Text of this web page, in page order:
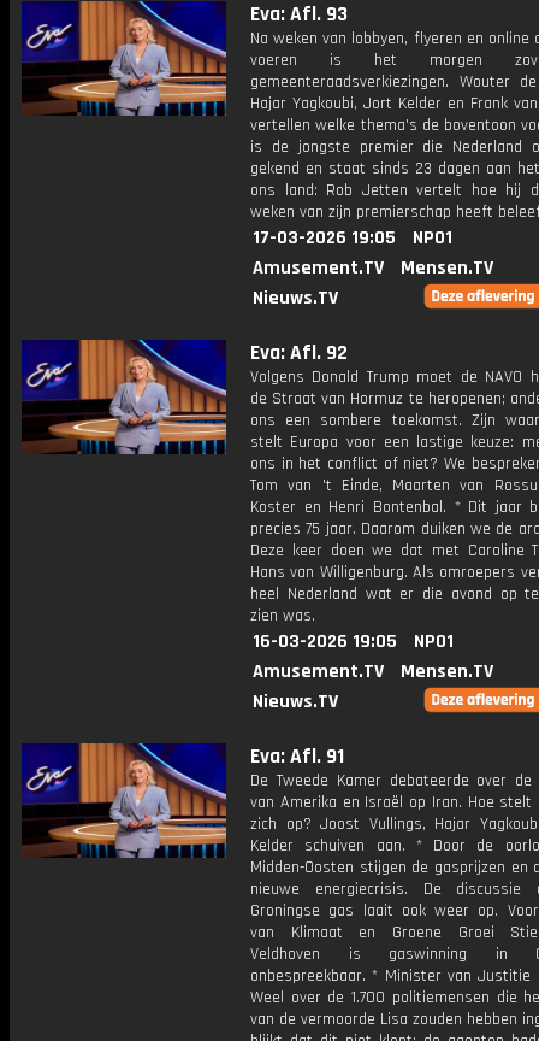
Eva: Afl. 93
Na weken van lobbyen, flyeren en online
voeren is het morgen
gemeenteraadsverkiezingen. Wouter
Hajar Yagkoubi, Jort Kelder en Frank
vertellen welke thema's de boventoon
is de jongste premier die Nederland
gekend en staat sinds 23 dagen aan
ons land: Rob Jetten vertelt hoe hij
weken van zijn premierschap heeft
17-03-2026 19:05
NPO1
Amusement.TV
Mensen.TV
Nieuws.TV
Eva: Afl. 92
Volgens Donald Trump moet de NAVO
de Straat van Hormuz te heropenen;
ons een sombere toekomst. Zijn
stelt Europa voor een lastige keuze:
ons in het conflict of niet? We
Tom van 't Einde, Maarten van
Koster en Henri Bontenbal. * Dit jaar
precies 75 jaar. Daarom duiken we de
Deze keer doen we dat met Caroline
Hans van Willigenburg. Als omroepers
heel Nederland wat er die avond op
zien was.
16-03-2026 19:05
NPO1
Amusement.TV
Mensen.TV
Nieuws.TV
Eva: Afl. 91
De Tweede Kamer debateerde over de
van Amerika en Israël op Iran. Hoe stelt
zich op? Joost Vullings, Hajar
Kelder schuiven aan. * Door de
Midden-Oosten stijgen de gasprijzen en
nieuwe energiecrisis. De discussie
Groningse gas laait ook weer op.
van Klimaat en Groene Groei
Veldhoven is gaswinning in
onbespreekbaar. * Minister van Justitie
Weel over de 1.700 politiemensen die
van de vermoorde Lisa zouden hebben